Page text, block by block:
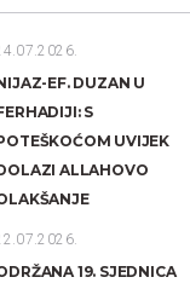
EF. DUZAN U
S
UVIJEK
ALLAHOVO
19. SJEDNICA